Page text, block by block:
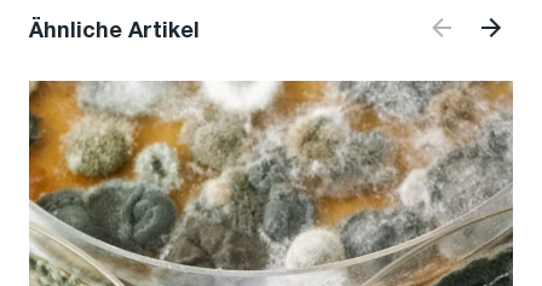
Ähnliche Artikel